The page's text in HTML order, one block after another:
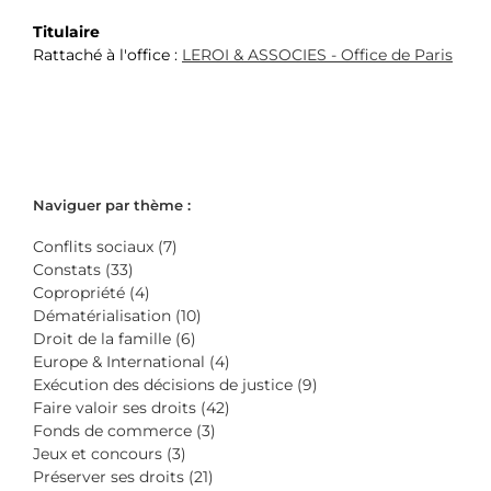
Titulaire
Rattaché à l'office : LEROI & ASSOCIES - Office de Paris
Naviguer par thème :
Conflits sociaux (7)
Constats (33)
Copropriété (4)
Dématérialisation (10)
Droit de la famille (6)
Europe & International (4)
Exécution des décisions de justice (9)
Faire valoir ses droits (42)
Fonds de commerce (3)
Jeux et concours (3)
Préserver ses droits (21)